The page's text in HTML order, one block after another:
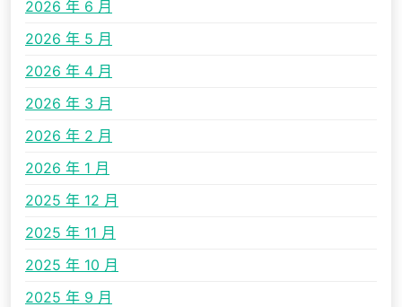
2026 年 6 月
2026 年 5 月
2026 年 4 月
2026 年 3 月
2026 年 2 月
2026 年 1 月
2025 年 12 月
2025 年 11 月
2025 年 10 月
2025 年 9 月